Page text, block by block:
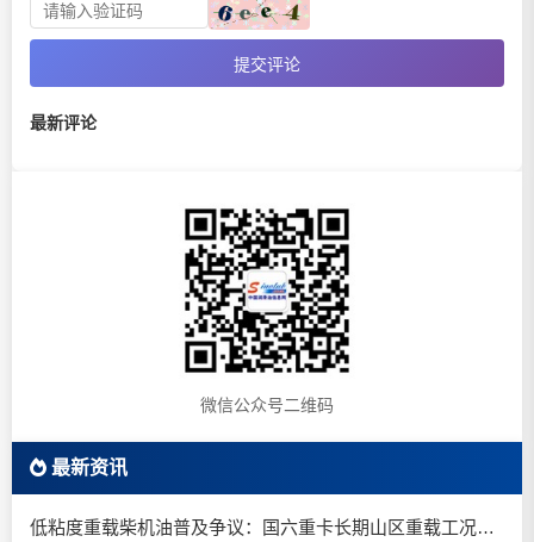
提交评论
最新评论
微信公众号二维码
最新资讯
低粘度重载柴机油普及争议：国六重卡长期山区重载工况是否适合0W-20柴油机油？